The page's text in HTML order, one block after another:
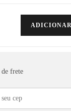
frete